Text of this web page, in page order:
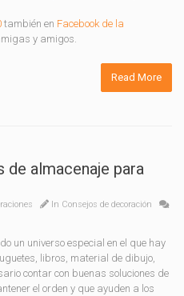
también en Facebook de la
y amigos.
Read More
de almacenaje para
In Consejos de decoración
un universo especial en el que hay
libros, material de dibujo,
contar con buenas soluciones de
el orden y que ayuden a los